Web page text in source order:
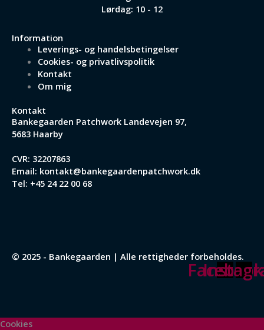
Lørdag: 10 - 12
Information
Leverings- og handelsbetingelser
Cookies- og privatlivspolitik
Kontakt
Om mig
Kontakt
Bankegaarden Patchwork Landevejen 97,
5683 Haarby
CVR: 32207863
Email: kontakt@bankegaardenpatchwork.dk
Tel: +45 24 22 00 68
© 2025 - Bankegaarden | Alle rettigheder forbeholdes.
Facebook
Cookies